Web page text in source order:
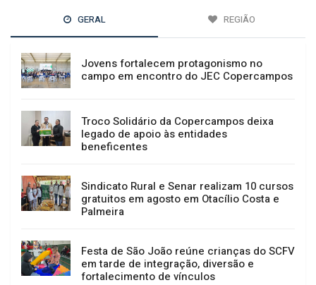
GERAL REGIÃO
Jovens fortalecem protagonismo no
campo em encontro do JEC Copercampos
Troco Solidário da Copercampos deixa
legado de apoio às entidades
beneficentes
Sindicato Rural e Senar realizam 10 cursos
gratuitos em agosto em Otacílio Costa e
Palmeira
Festa de São João reúne crianças do SCFV
em tarde de integração, diversão e
fortalecimento de vínculos